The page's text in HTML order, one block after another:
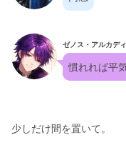
ゼノス・アルカデ
慣れれば平
少しだけ間を置いて。